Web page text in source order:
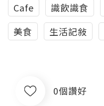
Cafe 識飲識食
美食
生活記敍
0個讚好